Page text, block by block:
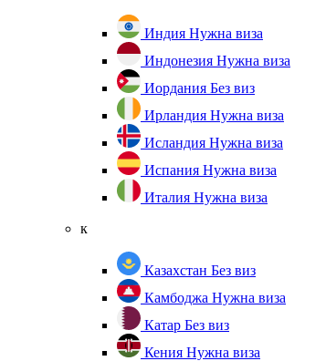
Индия Нужна виза
Индонезия Нужна виза
Иордания Без виз
Ирландия Нужна виза
Исландия Нужна виза
Испания Нужна виза
Италия Нужна виза
к
Казахстан Без виз
Камбоджа Нужна виза
Катар Без виз
Кения Нужна виза